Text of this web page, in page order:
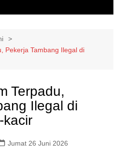
Pekerja Tambang Ilegal di
Terpadu,
Ilegal di
kacir
Jumat 26 Juni 2026